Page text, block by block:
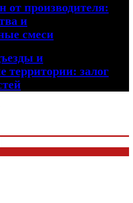
от производителя:
и
смеси
и
территории: залог